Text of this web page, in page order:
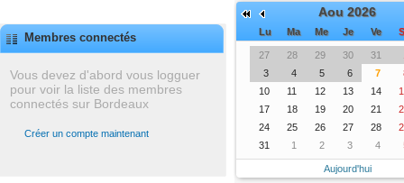
Membres connectés
Vous devez d'abord vous logguer
pour voir la liste des membres
connectés sur Bordeaux
Créer un compte maintenant
Aou 2026
Lu Ma Me Je Ve
27 28 29 30 31
3
4 5 6 7
10
11 12 13 14
17
18 19 20 21
24
25 26 27 28
31
1 2 3 4
Aujourd'hui